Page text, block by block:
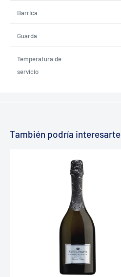
Barrica
Guarda
Temperatura de
servicio
También podría interesarte